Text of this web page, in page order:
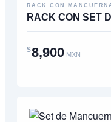
RACK CON
RACK CON SET
$8,900 MXN